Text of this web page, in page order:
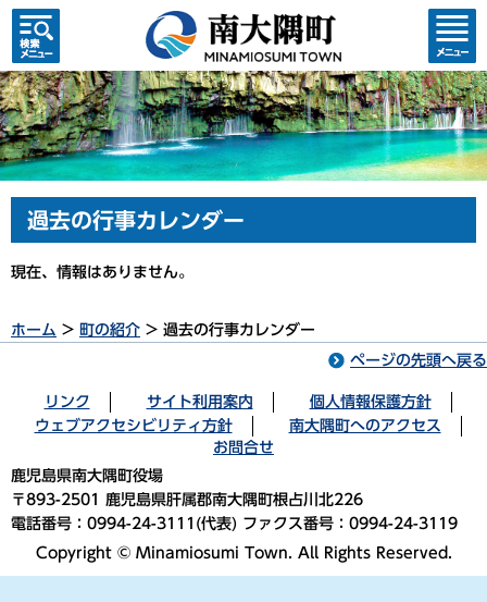
検索・
共通メ
ニュー
コンテ
ンツメ
ニュー
過去の行事カレンダー
現在、情報はありません。
ホーム > 町の紹介 > 過去の行事カレンダー
ページの先頭へ戻る
リンク サイト利用案内
個人情報保護方針
ウェブアクセシビリティ方針
南大隅町へのアクセス
お問合せ
鹿児島県南大隅町役場
〒893-2501 鹿児島県肝属郡南大隅町根占川北226
電話番号：0994-24-3111(代表) ファクス番号：0994-24-3119
Copyright © Minamiosumi Town. All Rights Reserved.